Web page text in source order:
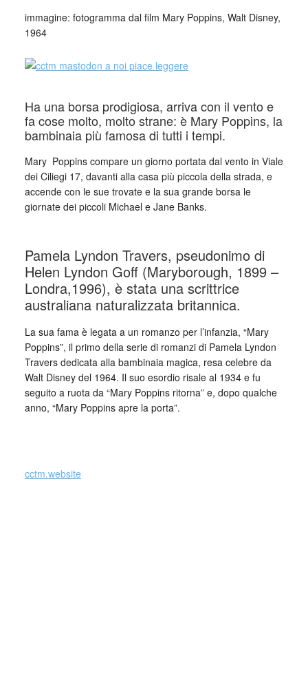
immagine: fotogramma dal film Mary Poppins, Walt Disney,
1964
Ha una borsa prodigiosa, arriva con il vento e
fa cose molto, molto strane: è Mary Poppins, la
bambinaia più famosa di tutti i tempi.
Mary_ Poppins compare un giorno portata dal vento in Viale
dei Ciliegi 17, davanti alla casa più piccola della strada, e
accende con le sue trovate e la sua grande borsa le
giornate dei piccoli Michael e Jane Banks.
Pamela Lyndon Travers, pseudonimo di
Helen Lyndon Goff (Maryborough, 1899 –
Londra,1996), è stata una scrittrice
australiana naturalizzata britannica.
La sua fama è legata a un romanzo per l’infanzia, “Mary
Poppins”, il primo della serie di romanzi di Pamela Lyndon
Travers dedicata alla bambinaia magica, resa celebre da
Walt Disney del 1964. Il suo esordio risale al 1934 e fu
seguito a ruota da “Mary Poppins ritorna” e, dopo qualche
anno, “Mary Poppins apre la porta”.
cctm.website